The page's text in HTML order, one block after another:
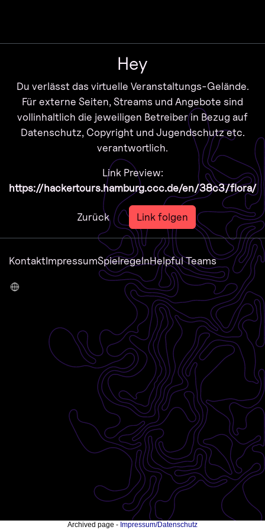
Hey
Du verlässt das virtuelle Veranstaltungs-Gelände.
Für externe Seiten, Streams und Angebote sind
vollinhaltlich die jeweiligen Betreiber in Bezug auf
Datenschutz, Copyright und Jugendschutz etc.
verantwortlich.
Link Preview:
https://hackertours.hamburg.ccc.de/en/38c3/flora/
Zurück Link folgen
KontaktImpressumSpielregelnHelpful Teams
Archived page - Impressum/Datenschutz